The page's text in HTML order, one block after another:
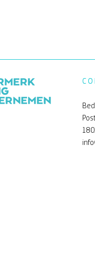
Een andere kijk op de